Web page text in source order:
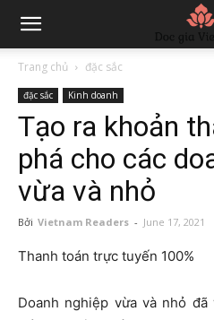
Trang chủ đặc sắc
đặc sắc Kinh doanh
Tạo ra khoản
phá cho các
vừa và nhỏ
Bởi Vietnam Readers - June 17, 2021
Thanh toán trực tuyến 100%
Doanh nghiệp vừa và nhỏ